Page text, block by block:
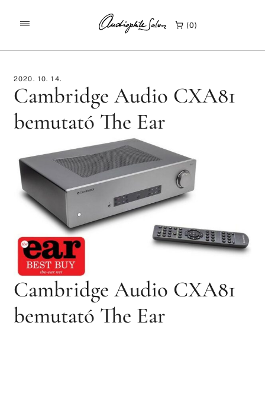
0
KEZDŐLAP TESZTEK
CAMBRIDGE AUDIO CXA81 BEMUTATÓ THE EAR
2020. 10. 14.
Cambridge Audio CXA81
bemutató The Ear
Cambridge Audio CXA81
bemutató The Ear